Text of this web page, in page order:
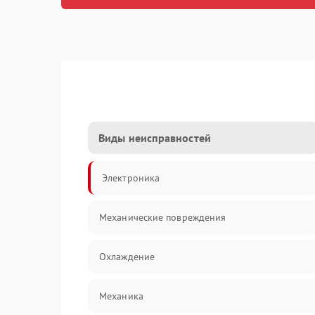
Виды неисправностей
Электроника
Механические повреждения
Охлаждение
Механика